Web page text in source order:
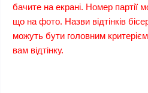
бачите на екрані. Номер партії
що на фото. Назви відтінків
можуть бути головним
вам відтінку.